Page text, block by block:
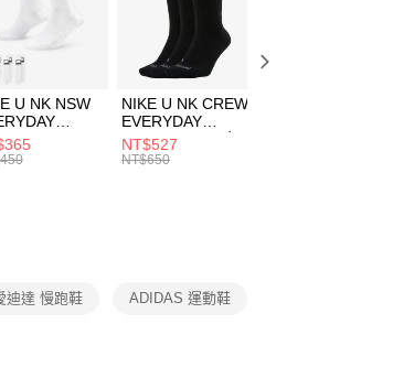
】
先享後付」後，將跳轉至「AFTEE先享後
確認金額後，即可完成結帳。
繳費通知簡訊。
內，點擊此簡訊中的連結，可透過四大超商
進行付款，方視為交易完成。
需立刻繳費，但若您需要取消訂單，請聯
意取消之訂單仍視為有效，需透過AFTEE
司提供之「AFTEE先享後付」服務完成之
提供個人資料，並將交易相關給付款項請
瀏覽以下網址：
含以上)免運費
含以上)免運費
U NK NSW
CR
短統襪
NIKE U NK CREW
EVERYDAY
BBALL 3PR 男女
長統襪
NT$527
NT$650
迪達 慢跑鞋 ADIDAS 運動鞋